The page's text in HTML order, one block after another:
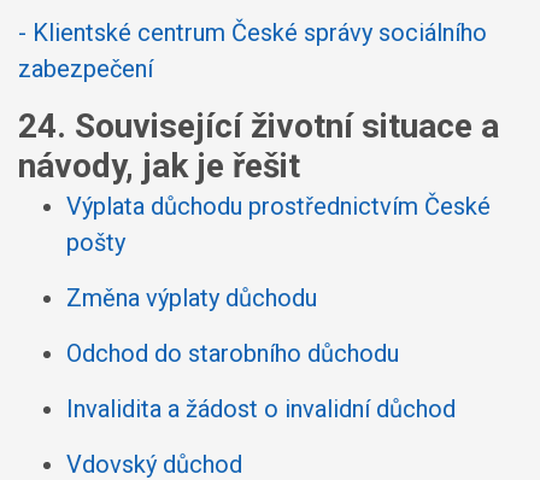
- Klientské centrum České správy sociálního
zabezpečení
24. Související životní situace a
návody, jak je řešit
Výplata důchodu prostřednictvím České
pošty
Změna výplaty důchodu
Odchod do starobního důchodu
Invalidita a žádost o invalidní důchod
Vdovský důchod